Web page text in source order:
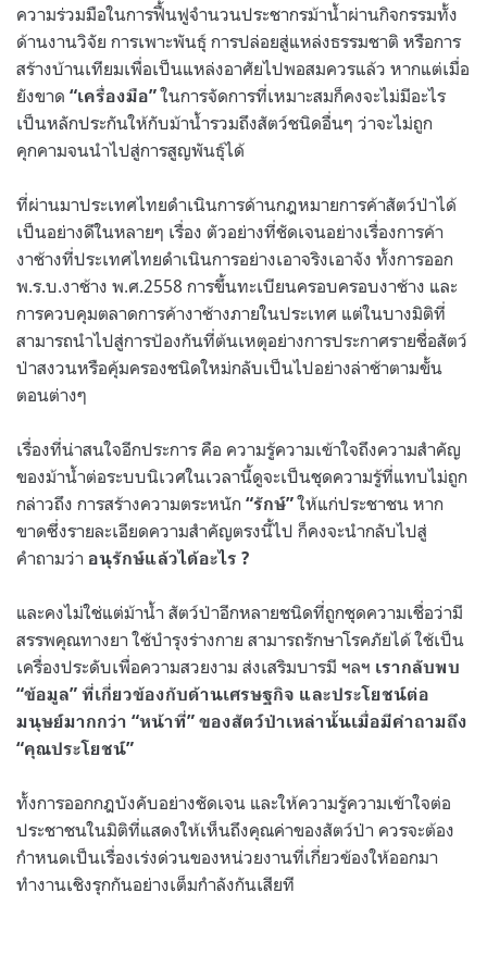
ความร่วมมือในการฟื้นฟูจำนวนประชากรม้าน้ำผ่านกิจกรรมทั้ง
ด้านงานวิจัย การเพาะพันธุ์ การปล่อยสู่แหล่งธรรมชาติ หรือการ
สร้างบ้านเทียมเพื่อเป็นแหล่งอาศัยไปพอสมควรแล้ว หากแต่เมื่อ
ยังขาด “เครื่องมือ”ในการจัดการที่เหมาะสมก็คงจะไม่มีอะไร
เป็นหลักประกันให้กับม้าน้ำรวมถึงสัตว์ชนิดอื่นๆ ว่าจะไม่ถูก
คุกคามจนนำไปสู่การสูญพันธุ์ได้
ที่ผ่านมาประเทศไทยดำเนินการด้านกฎหมายการค้าสัตว์ป่าได้
เป็นอย่างดีในหลายๆ เรื่อง ตัวอย่างที่ชัดเจนอย่างเรื่องการค้า
งาช้างที่ประเทศไทยดำเนินการอย่างเอาจริงเอาจัง ทั้งการออก
พ.ร.บ.งาช้าง พ.ศ.2558 การขึ้นทะเบียนครอบครอบงาช้าง และ
การควบคุมตลาดการค้างาช้างภายในประเทศ แต่ในบางมิติที่
สามารถนำไปสู่การป้องกันที่ต้นเหตุอย่างการประกาศรายชื่อสัตว์
ป่าสงวนหรือคุ้มครองชนิดใหม่กลับเป็นไปอย่างล่าช้าตามขั้น
ตอนต่างๆ
เรื่องที่น่าสนใจอีกประการ คือ ความรู้ความเข้าใจถึงความสำคัญ
ของม้าน้ำต่อระบบนิเวศในเวลานี้ดูจะเป็นชุดความรู้ที่แทบไม่ถูก
กล่าวถึง การสร้างความตระหนัก “รักษ์”ให้แก่ประชาชน หาก
ขาดซึ่งรายละเอียดความสำคัญตรงนี้ไป ก็คงจะนำกลับไปสู่
คำถามว่า อนุรักษ์แล้วได้อะไร ?
และคงไม่ใช่แต่ม้าน้ำ สัตว์ป่าอีกหลายชนิดที่ถูกชุดความเชื่อว่ามี
สรรพคุณทางยา ใช้บำรุงร่างกาย สามารถรักษาโรคภัยได้ ใช้เป็น
เครื่องประดับเพื่อความสวยงาม ส่งเสริมบารมี ฯลฯ เรากลับพบ
“ข้อมูล” ที่เกี่ยวข้องกับด้านเศรษฐกิจ และประโยชน์ต่อ
มนุษย์มากกว่า “หน้าที่” ของสัตว์ป่าเหล่านั้นเมื่อมีคำถามถึง
“คุณประโยชน์”
ทั้งการออกกฎบังคับอย่างชัดเจน และให้ความรู้ความเข้าใจต่อ
ประชาชนในมิติที่แสดงให้เห็นถึงคุณค่าของสัตว์ป่า ควรจะต้อง
กำหนดเป็นเรื่องเร่งด่วนของหน่วยงานที่เกี่ยวข้องให้ออกมา
ทำงานเชิงรุกกันอย่างเต็มกำลังกันเสียที